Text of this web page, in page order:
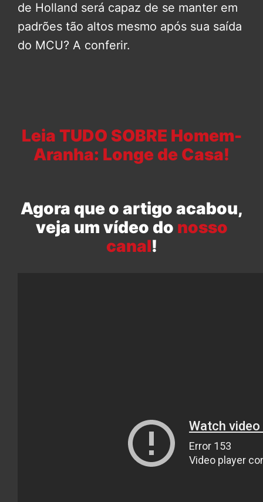
de Holland será capaz de se manter em
padrões tão altos mesmo após sua saída
do MCU? A conferir.
Leia TUDO SOBRE Homem-
Aranha: Longe de Casa!
Agora que o artigo acabou,
veja um vídeo do nosso
canal!